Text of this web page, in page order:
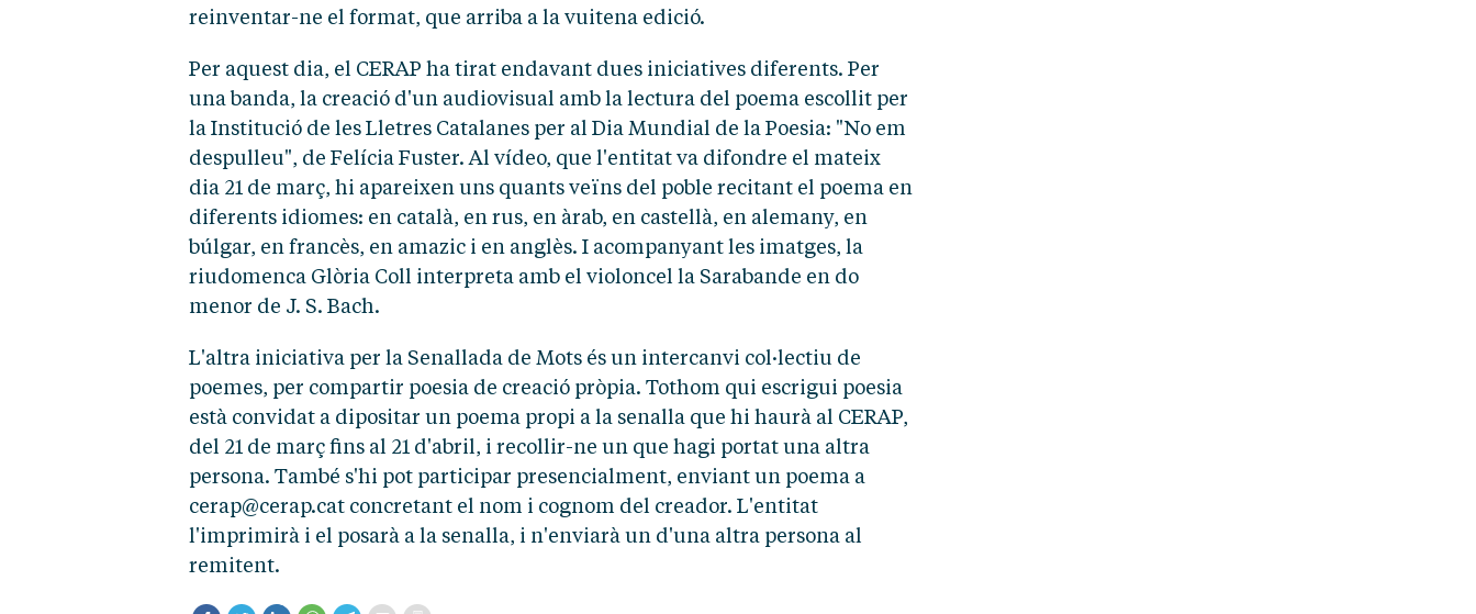
reinventar-ne el format, que arriba a la vuitena edició.
Per aquest dia, el CERAP ha tirat endavant dues iniciatives diferents. Per
una banda, la creació d'un audiovisual amb la lectura del poema escollit per
la Institució de les Lletres Catalanes per al Dia Mundial de la Poesia: "No em
despulleu", de Felícia Fuster. Al vídeo, que l'entitat va difondre el mateix
dia 21 de març, hi apareixen uns quants veïns del poble recitant el poema en
diferents idiomes: en català, en rus, en àrab, en castellà, en alemany, en
búlgar, en francès, en amazic i en anglès. I acompanyant les imatges, la
riudomenca Glòria Coll interpreta amb el violoncel la Sarabande en do
menor de J. S. Bach.
L'altra iniciativa per la Senallada de Mots és un intercanvi col·lectiu de
poemes, per compartir poesia de creació pròpia. Tothom qui escrigui poesia
està convidat a dipositar un poema propi a la senalla que hi haurà al CERAP,
del 21 de març fins al 21 d'abril, i recollir-ne un que hagi portat una altra
persona. També s'hi pot participar presencialment, enviant un poema a
cerap@cerap.cat concretant el nom i cognom del creador. L'entitat
l'imprimirà i el posarà a la senalla, i n'enviarà un d'una altra persona al
remitent.